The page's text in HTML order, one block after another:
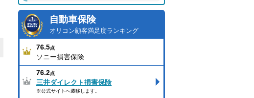
自動車保険
オリコン顧客満足度ランキング
76.5点
ソニー損害保険
76.2点
三井ダイレクト損害保険
※公式サイトへ遷移します。